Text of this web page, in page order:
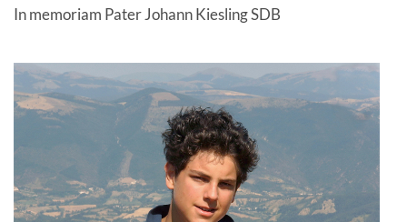
In memoriam Pater Johann Kiesling SDB